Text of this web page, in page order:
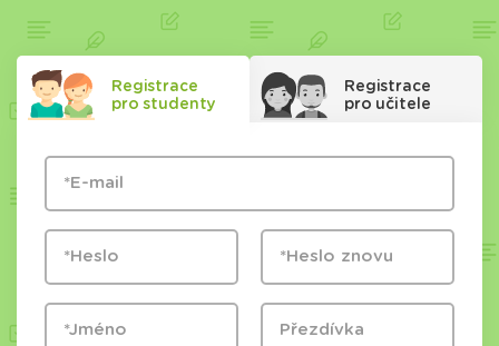
Registrace
pro studenty
Registrace
pro učitele